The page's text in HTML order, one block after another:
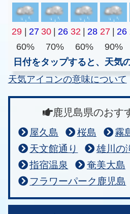
29 | 27 30 | 26 32 | 28 27 | 26
60%
70% 60% 90%
日付をタップすると、天気
天気アイコンの意味について
鹿児島県のおす
屋久島 桜島
霧
天文館通り
雄川の
指宿温泉
奄美大島
フラワーパーク鹿児島